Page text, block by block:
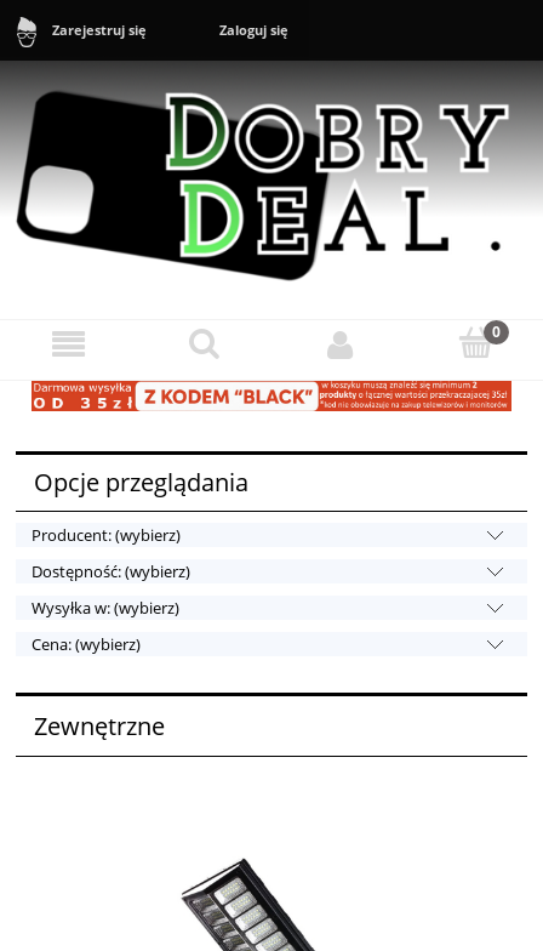
Zarejestruj się Zaloguj się
Sklep: +48 888 43 16 16 (10-20) Zgłoszenia reklamacyjne i zwroty:
+48 888 43 17 17 (11-17)
Opcje przeglądania
Producent: (wybierz)
Dostępność: (wybierz)
Wysyłka w: (wybierz)
Cena: (wybierz)
Zewnętrzne